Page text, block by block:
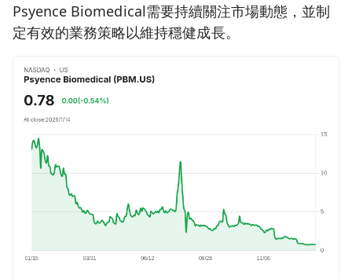
Psyence Biomedical需要持續關注市場動態，並制
定有效的業務策略以維持穩健成長。